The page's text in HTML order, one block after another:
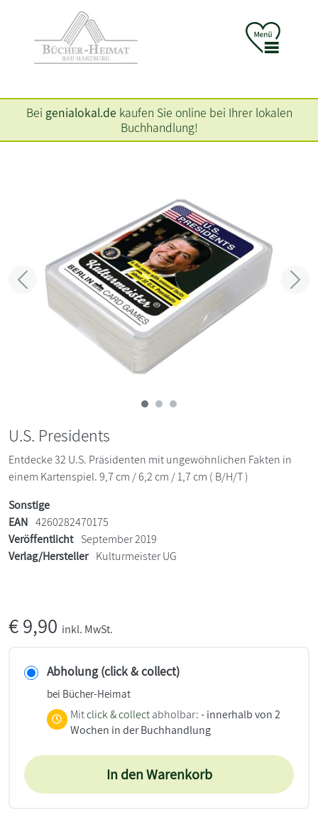
Bei genialokal.de kaufen Sie online bei Ihrer lokalen
Buchhandlung!
Zurück
U.S. Presidents
Entdecke 32 U.S. Präsidenten mit ungewöhnlichen Fakten in
einem Kartenspiel. 9,7 cm / 6,2 cm / 1,7 cm ( B/H/T )
Sonstige
EAN 4260282470175
Veröffentlicht September 2019
Verlag/Hersteller Kulturmeister UG
€9,90 inkl. MwSt.
Abholung (click & collect)
bei Bücher-Heimat
Mitclick & collect abholbar:- innerhalb von 2
Wochen in der Buchhandlung
In den Warenkorb